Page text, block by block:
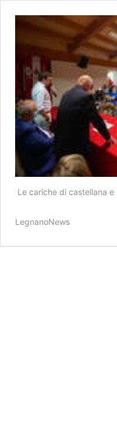
Le cariche di castellana
LegnanoNews